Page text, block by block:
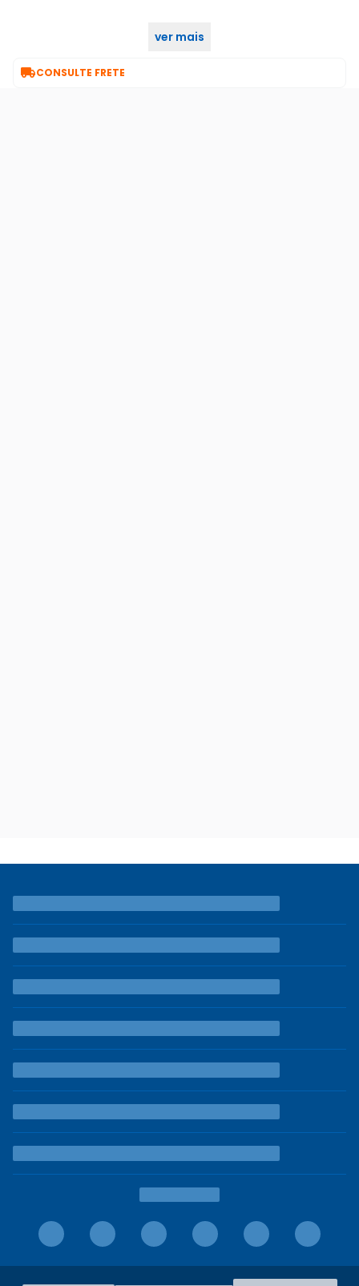
ver mais
CONSULTE FRETE